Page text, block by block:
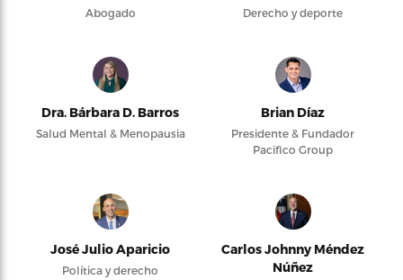
Abogado Derecho y deporte
Dra. Bárbara D. Barros
Salud Mental & Menopausia
Brian Díaz
Presidente & Fundador
Pacifico Group
José Julio Aparicio
Política y derecho
Carlos Johnny Méndez
Núñez